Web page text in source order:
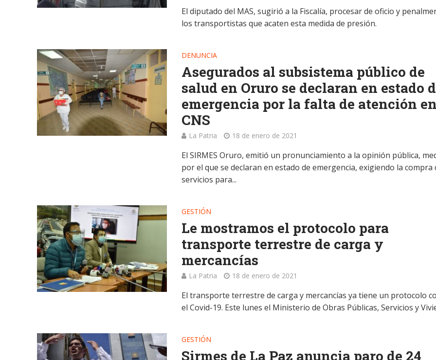
El diputado del MAS, sugirió a la Fiscalía, procesar de oficio y
los transportistas que acaten esta medida de presión.
DENUNCIA
Asegurados al subsistema público de
salud en Oruro se declaran en estado
emergencia por la falta de atención
CNS
La Patria 18 de enero de 2021
El SIRMES Oruro, emitió un pronunciamiento a la opinión pública,
por el que se declaran en estado de emergencia, exigiendo la compra
servicios para...
GESTIÓN
Le mostramos el protocolo para
transporte terrestre de carga y
mercancías
La Patria 18 de enero de 2021
El transporte terrestre de carga y mercancías ya tiene un protocolo
el Covid-19. Este lunes el Ministerio de Obras Públicas, Servicios y
GESTIÓN
Sirmes de La Paz anuncia paro de 24